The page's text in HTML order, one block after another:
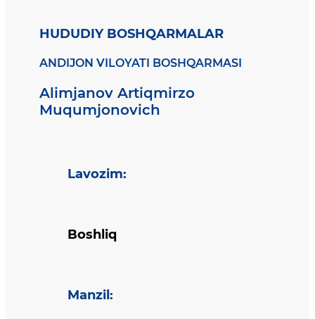
HUDUDIY BOSHQARMALAR
ANDIJON VILOYATI BOSHQARMASI
Alimjanov Artiqmirzo
Muqumjonovich
Lavozim:
Boshliq
Manzil :